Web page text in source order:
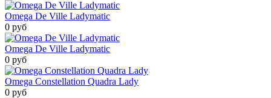
Omega De Ville Ladymatic
0 руб
Omega De Ville Ladymatic
0 руб
Omega Constellation Quadra Lady
0 руб